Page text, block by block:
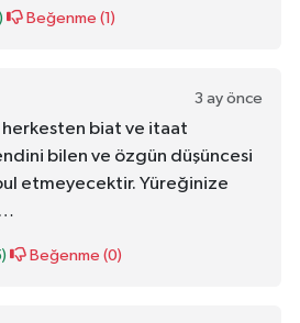
) Beğenme (1 )
3 ay önce
herkesten biat ve itaat
bilen ve özgün düşüncesi
etmeyecektir. Yüreğinize
) Beğenme (0)